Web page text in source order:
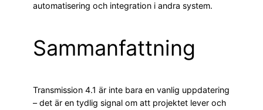
automatisering och integration i andra system.
Sammanfattning
Transmission 4.1 är inte bara en vanlig uppdatering
– det är en tydlig signal om att projektet lever och